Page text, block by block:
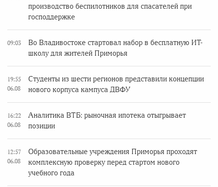
производство беспилотников для спасателей при
господдержке
09:03
Во Владивостоке стартовал набор в бесплатную ИТ-
школу для жителей Приморья
19:55
06.08
Студенты из шести регионов представили концепции
нового корпуса кампуса ДВФУ
16:22
06.08
Аналитика ВТБ: рыночная ипотека отыгрывает
позиции
12:57
06.08
Образовательные учреждения Приморья проходят
комплексную проверку перед стартом нового
учебного года